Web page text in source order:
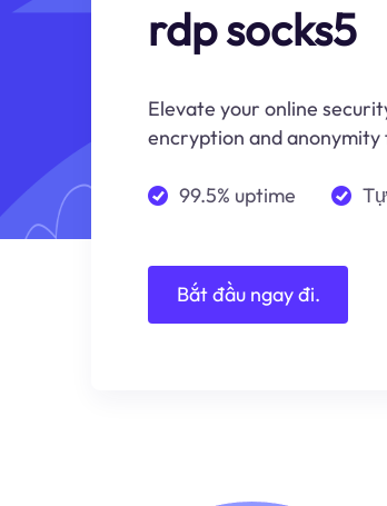
rdp socks5
Elevate your online
encryption and
99.5% uptime
Bắt đầu ngay đi.